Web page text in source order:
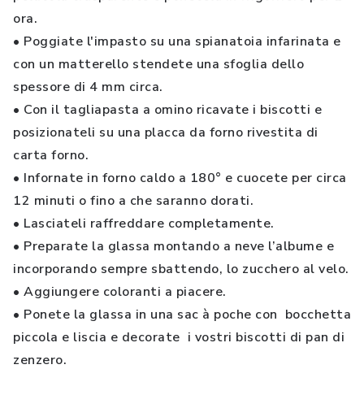
ora.
• Poggiate l'impasto su una spianatoia infarinata e
con un matterello stendete una sfoglia dello
spessore di 4 mm circa.
• Con il tagliapasta a omino ricavate i biscotti e
posizionateli su una placca da forno rivestita di
carta forno.
• Infornate in forno caldo a 180° e cuocete per circa
12 minuti o fino a che saranno dorati.
• Lasciateli raffreddare completamente.
• Preparate la glassa montando a neve l’albume e
incorporando sempre sbattendo, lo zucchero al velo.
• Aggiungere coloranti a piacere.
• Ponete la glassa in una sac à poche con bocchetta
piccola e liscia e decorate i vostri biscotti di pan di
zenzero.